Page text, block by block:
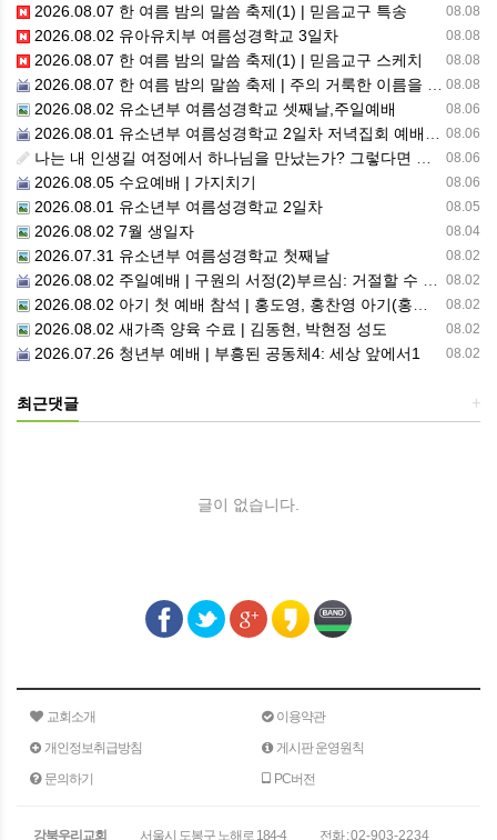
08.08
2026.08.07 한 여름 밤의 말씀 축제(1) | 믿음교구 특송
08.08
2026.08.02 유아유치부 여름성경학교 3일차
08.08
2026.08.07 한 여름 밤의 말씀 축제(1) | 믿음교구 스케치
08.08
2026.08.07 한 여름 밤의 말씀 축제 | 주의 거룩한 이름을 위하여 기도합시다
08.06
2026.08.02 유소년부 여름성경학교 셋째날,주일예배
08.06
2026.08.01 유소년부 여름성경학교 2일차 저녁집회 예배 실황
08.06
나는 내 인생길 여정에서 하나님을 만났는가? 그렇다면 나의 삶은 어떠한가? 자신을 돌아 봅니다.
08.06
2026.08.05 수요예배 | 가지치기
08.05
2026.08.01 유소년부 여름성경학교 2일차
08.04
2026.08.02 7월 생일자
08.02
2026.07.31 유소년부 여름성경학교 첫째날
08.02
2026.08.02 주일예배 | 구원의 서정(2)부르심: 거절할 수 없는 은혜의 시작
08.02
2026.08.02 아기 첫 예배 참석 | 홍도영, 홍찬영 아기(홍석진, 임자현 집사 가정)
08.02
2026.08.02 새가족 양육 수료 | 김동현, 박현정 성도
08.02
2026.07.26 청년부 예배 | 부흥된 공동체4: 세상 앞에서1
+
최근댓글
글이 없습니다.
교회소개
이용약관
개인정보취급방침
게시판 운영원칙
문의하기
PC버전
강북우리교회 서울시 도봉구 노해로 184-4 전화 :02-903-2234